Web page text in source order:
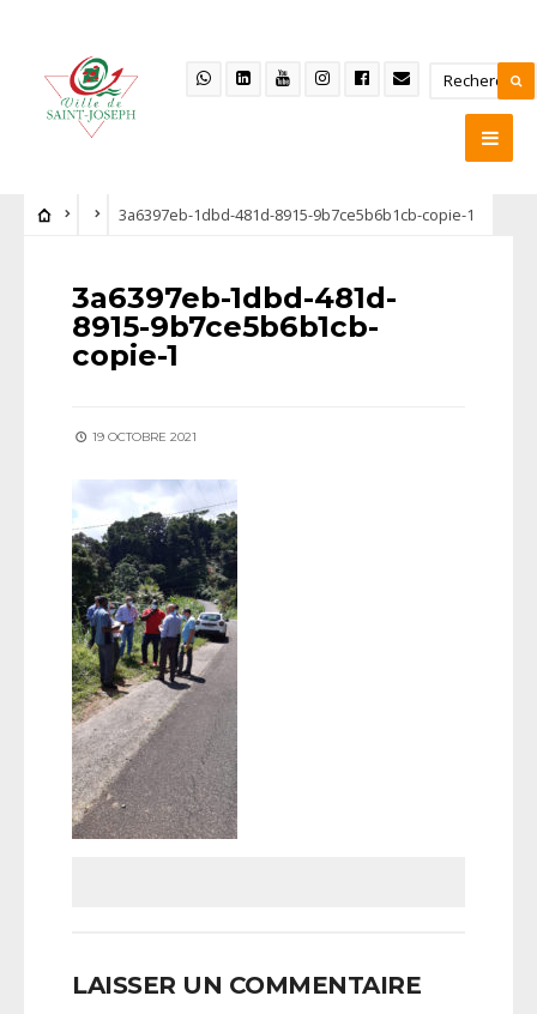
3a6397eb-1dbd-481d-8915-9b7ce5b6b1cb-copie-1
3a6397eb-1dbd-481d-
8915-9b7ce5b6b1cb-
copie-1
19 OCTOBRE 2021
LAISSER UN COMMENTAIRE